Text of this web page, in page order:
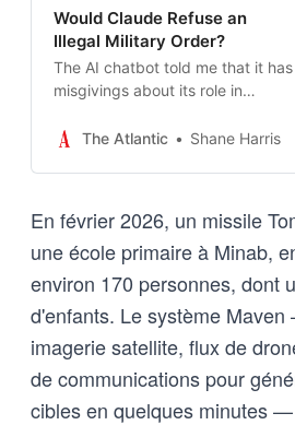
Would Claude Refuse an
Illegal Military Order?
The AI chatbot told me that it has
misgivings about its role in
The Atlantic
Shane Harris
En février 2026, un missile
une école primaire à Minab,
environ 170 personnes, dont
d'enfants. Le système
imagerie satellite, flux de
de communications pour
cibles en quelques minutes